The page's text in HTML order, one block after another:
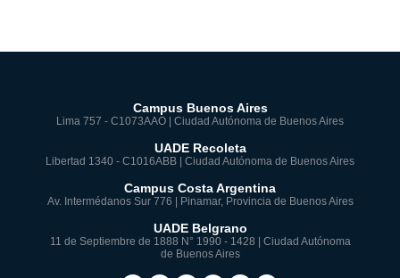
Campus Buenos Aires
Lima 757 - C1073AAO | Ciudad Autónoma de Buenos Aires
UADE Recoleta
Libertad 1340 - C1016ABB | Ciudad Autónoma de Buenos Aires
Campus Costa Argentina
Av. Intermédanos Sur 776 | Pinamar, Provincia de Buenos Aires
UADE Belgrano
11 de Septiembre de 1888 N° 1990 - 1428 | Ciudad Autónoma
de Buenos Aires